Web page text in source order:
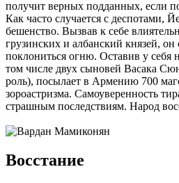
получит верных подданных, если
Как часто случается с деспотами,
бешенство. Вызвав к себе
грузинских и албанский князей, он
поклониться огню. Оставив у себя
том числе двух сыновей Васака
роль), посылает в Армению 700
зороастризма. Самоуверенность
страшным последствиям. Народ
Восстание